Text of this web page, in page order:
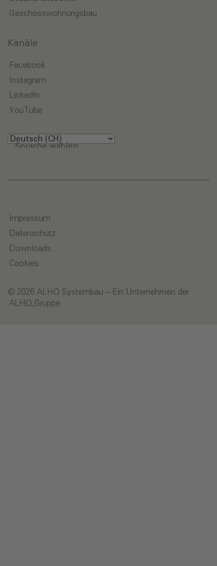
Geschosswohnungsbau
Kanäle
Facebook
Instagram
LinkedIn
YouTube
Sprache wählen
Impressum
Datenschutz
Downloads
Cookies
© 2026 ALHO Systembau – Ein Unternehmen der
ALHO Gruppe